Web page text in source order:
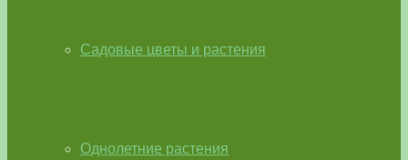
Садовые цветы и растения
Однолетние растения